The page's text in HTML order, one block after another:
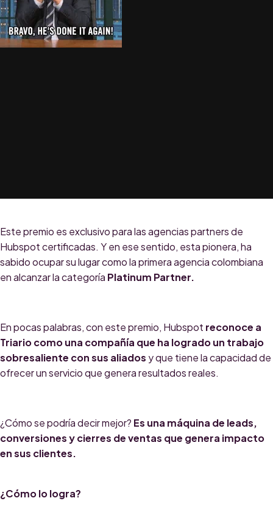
Este premio es exclusivo para las agencias partners de
Hubspot certificadas. Y en ese sentido, esta pionera, ha
sabido ocupar su lugar comola primera agencia colombiana
en alcanzar la categoría Platinum Partner.
En pocas palabras, con este premio, Hubspot reconoce a
Triario como una compañía que ha logrado un trabajo
sobresaliente con sus aliados y que tiene la capacidad de
ofrecer un servicio que genera resultados reales.
¿Cómo se podría decir mejor? Es una máquina de leads,
conversiones y cierres de ventas que genera impacto
en sus clientes.
¿Cómo lo logra?